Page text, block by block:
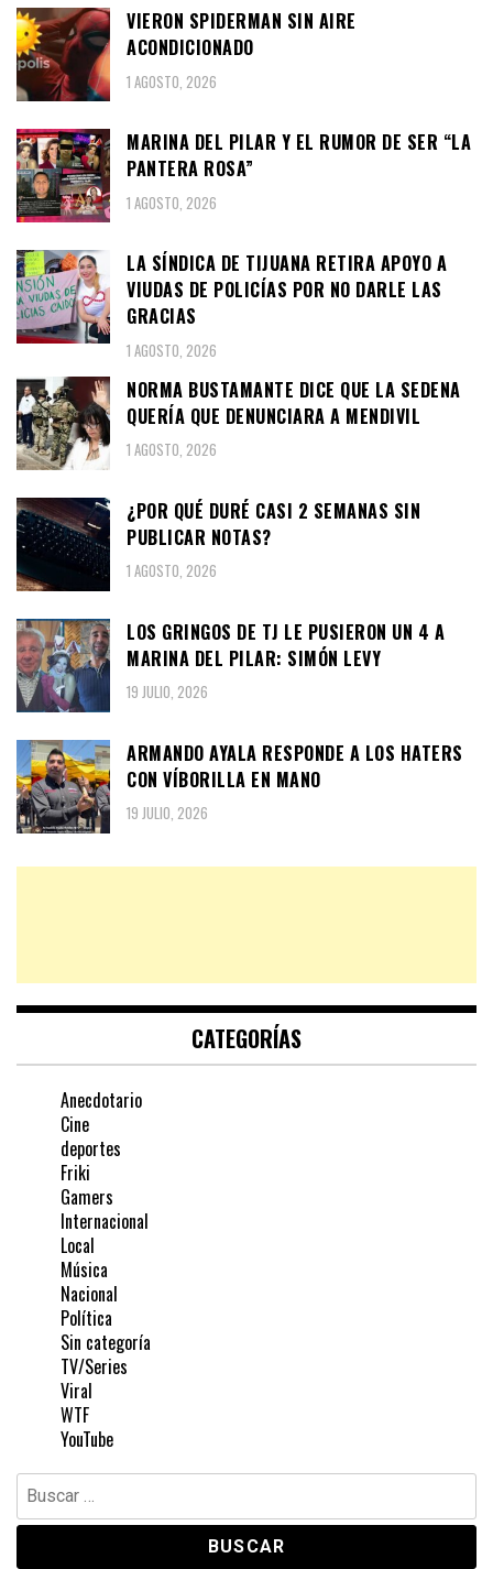
VIERON SPIDERMAN SIN AIRE
ACONDICIONADO
1 AGOSTO, 2026
MARINA DEL PILAR Y EL RUMOR DE SER “LA
PANTERA ROSA”
1 AGOSTO, 2026
LA SÍNDICA DE TIJUANA RETIRA APOYO A
VIUDAS DE POLICÍAS POR NO DARLE LAS
GRACIAS
1 AGOSTO, 2026
NORMA BUSTAMANTE DICE QUE LA SEDENA
QUERÍA QUE DENUNCIARA A MENDIVIL
1 AGOSTO, 2026
¿POR QUÉ DURÉ CASI 2 SEMANAS SIN
PUBLICAR NOTAS?
1 AGOSTO, 2026
LOS GRINGOS DE TJ LE PUSIERON UN 4 A
MARINA DEL PILAR: SIMÓN LEVY
19 JULIO, 2026
ARMANDO AYALA RESPONDE A LOS HATERS
CON VÍBORILLA EN MANO
19 JULIO, 2026
CATEGORÍAS
Anecdotario
Cine
deportes
Friki
Gamers
Internacional
Local
Música
Nacional
Política
Sin categoría
TV/Series
Viral
WTF
YouTube
Buscar: